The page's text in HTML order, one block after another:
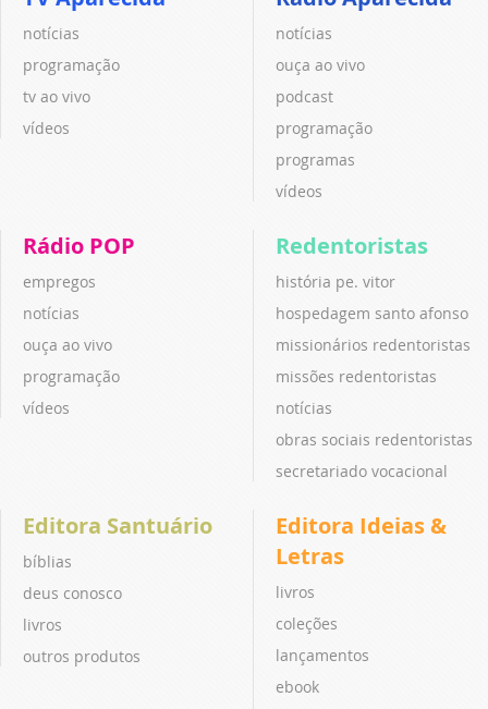
notícias
programação
tv ao vivo
vídeos
notícias
ouça ao vivo
podcast
programação
programas
vídeos
Rádio POP
empregos
notícias
ouça ao vivo
programação
vídeos
Redentoristas
história pe. vitor
hospedagem santo afonso
missionários redentoristas
missões redentoristas
notícias
obras sociais redentoristas
secretariado vocacional
Editora Santuário
bíblias
deus conosco
livros
outros produtos
Editora Ideias &
Letras
livros
coleções
lançamentos
ebook